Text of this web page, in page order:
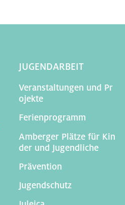
JUGENDARBEIT
Veranstaltungen und Pr
ojekte
Ferienprogramm
Amberger Plätze für Kin
der und Jugendliche
Prävention
Jugendschutz